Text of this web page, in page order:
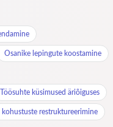
Osanike lepingute koostamine
Töösuhte küsimused äriõiguses
kohustuste restruktureerimine